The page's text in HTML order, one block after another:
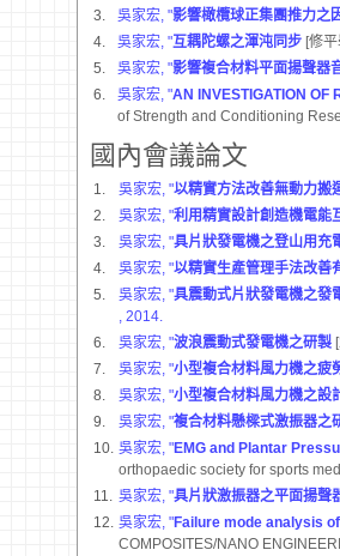
3.
吳家宏, "影響橄欖球正集團推力之
4.
吳家宏, "互耦陀螺之渾沌同步 [修
5.
吳家宏, "影響複合材料平面揚聲器
6.
吳家宏, "AN INVESTIGATION OF
of Strength and Conditioning
國內會議論文
1. 吳家宏, "以精實方法改善無動力搬
2.
吳家宏, "利用精實設計創造機電能
3.
吳家宏, "具片狀發電機之登山用充
4.
吳家宏, "以精實生產管理手法改善
5.
吳家宏, "具震動式片狀發電機之發
, 2014.
6.
吳家宏, "波浪震動式發電機之研製
7.
吳家宏, "小型複合材料風力機之疲
8.
吳家宏, "小型複合材料風力機之設
9.
吳家宏, "複合材料懸樑式激振器之
10. 吳家宏, "EMG and Plantar
orthopaedic society for sports
11. 吳家宏, "具片狀激振器之平面揚聲
12. 吳家宏, "Failure mode analysis
COMPOSITES/NANO